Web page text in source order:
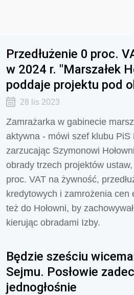
Przedłużenie 0 proc.
w 2024 r. "Marszałek
poddaje projektu pod
28 lis 2023
Zamrażarka w gabinecie
aktywna - mówi szef klubu PiS
zarzucając Szymonowi
obrady trzech projektów
proc. VAT na żywność,
kredytowych i zamrożenia cen
też do Hołowni, by
kierując obradami Izby.
Będzie sześciu
Sejmu. Posłowie
jednogłośnie